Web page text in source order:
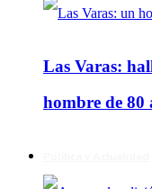
Las Varas:
hombre de 80